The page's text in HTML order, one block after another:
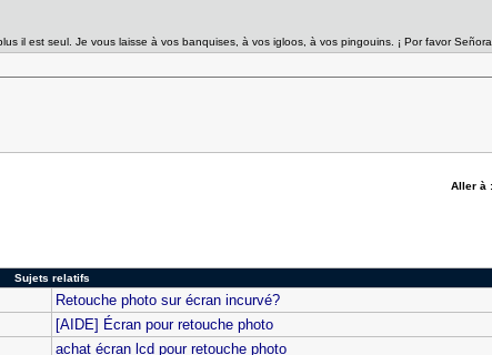
il est seul. Je vous laisse à vos banquises, à vos igloos, à vos pingouins. ¡ Por favor
Aller à :
Sujets relatifs
Retouche photo sur écran incurvé?
[AIDE] Écran pour retouche photo
achat écran lcd pour retouche photo